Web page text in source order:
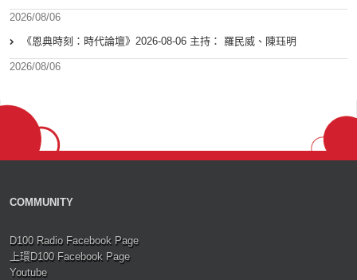
2026/08/06
《恩典時刻：時代論壇》2026-08-06 主持： 羅民威、陳珏明
2026/08/06
COMMUNITY
D100 Radio Facebook Page
上環D100 Facebook Page
Youtube